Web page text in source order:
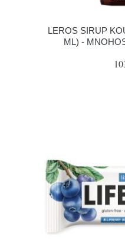
LEROS SIRUP
ML) -